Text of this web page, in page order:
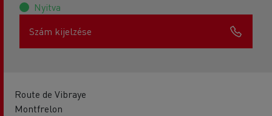
Nyitva
Szám kijelzése
Route de Vibraye
Montfrelon